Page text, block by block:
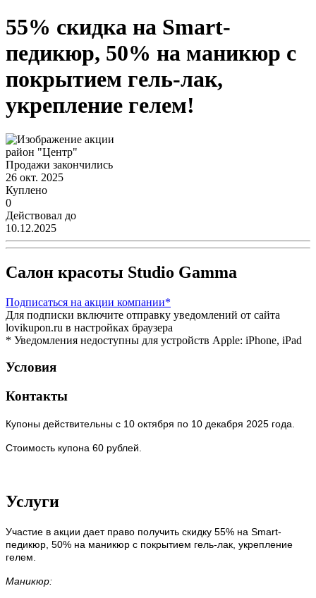
55% скидка на Smart-
педикюр, 50% на маникюр с
покрытием гель-лак,
укрепление гелем!
район "Центр"
Продажи закончились
26 окт. 2025
Куплено
0
Действовал до
10.12.2025
Салон красоты Studio Gamma
Подписаться на акции компании*
Для подписки включите отправку уведомлений от сайта
lovikupon.ru в настройках браузера
* Уведомления недоступны для устройств Apple: iPhone, iPad
Условия
Контакты
Купоны действительны с 10 октября по 10 декабря 2025 года.
Стоимость купона 60 рублей.
Услуги
Участие в акции дает право получить скидку 55% на Smart-
педикюр, 50% на маникюр с покрытием гель-лак, укрепление
гелем.
Маникюр: